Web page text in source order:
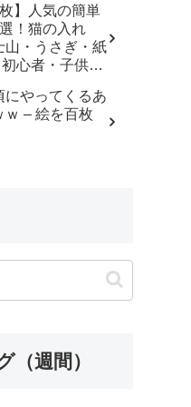
枚】人気の簡単
！猫の入れ
山・うさぎ・紙
心者・子供・
| 摺紙 | 종이
こうき ねこ
にやってくるあ
ｗ – 絵を百枚
（週間）